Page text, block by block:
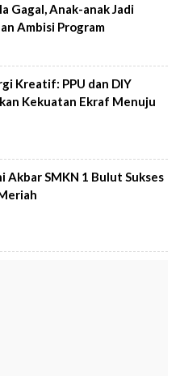
Gagal, Anak-anak Jadi
Ambisi Program
Kreatif: PPU dan DIY
Kekuatan Ekraf Menuju
Akbar SMKN 1 Bulut Sukses